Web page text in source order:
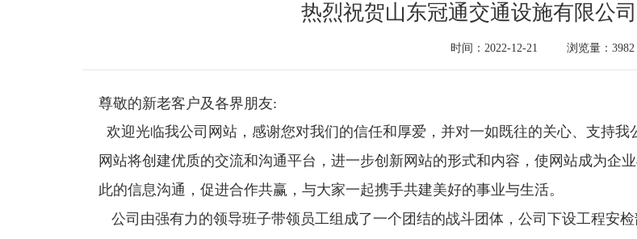
热烈祝贺山东冠通交通设施有限公
时间：2022-12-21 浏览量：3982
尊敬的新老客户及各界朋友:
欢迎光临我公司网站，感谢您对我们的信任和厚爱，并对一如既往的关心、支持
网站将创建优质的交流和沟通平台，进一步创新网站的形式和内容，使网站成为企
此的信息沟通，促进合作共赢，与大家一起携手共建美好的事业与生活。
公司由强有力的领导班子带领员工组成了一个团结的战斗团体，公司下设工程安